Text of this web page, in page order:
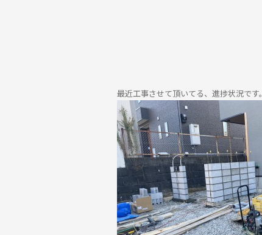
最近工事させて頂いてる、進捗状況です。